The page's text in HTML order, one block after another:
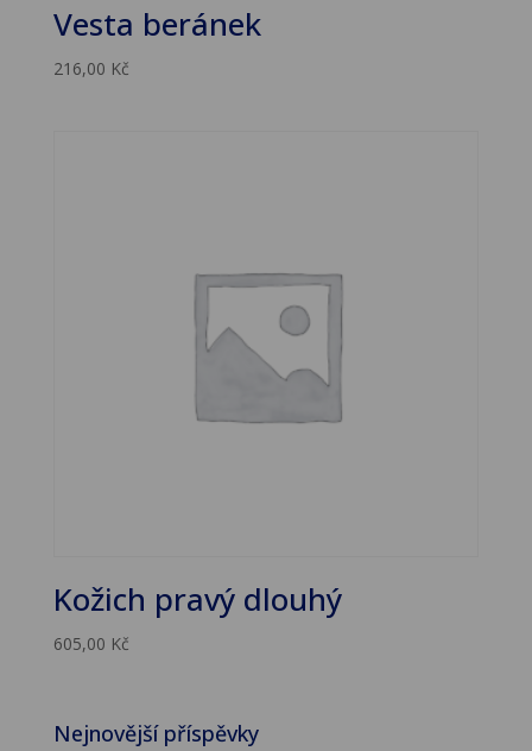
Vesta beránek
216,00 Kč
Kožich pravý dlouhý
605,00 Kč
Nejnovější příspěvky